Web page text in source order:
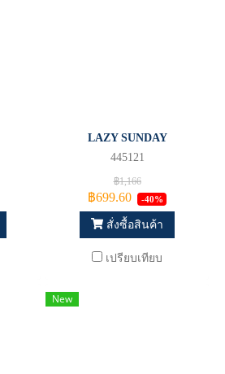
LAZY SUNDAY
445121
฿1,166
฿699.60 -40%
สั่งซื้อสินค้า
เปรียบเทียบ
New